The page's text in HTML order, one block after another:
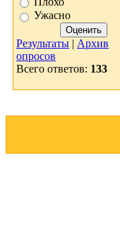
Ужасно
Результаты | Архив
опросов
Всего ответов: 133